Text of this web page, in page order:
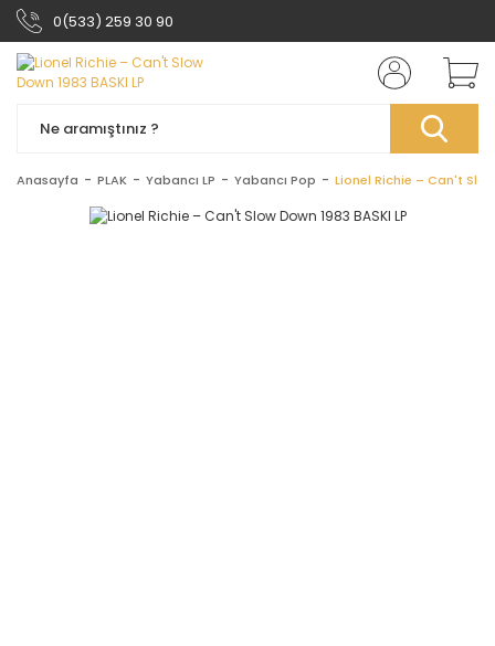
0(533) 259 30 90
Anasayfa PLAK Yabancı LP Yabancı Pop Lionel Richie – Can't Slow